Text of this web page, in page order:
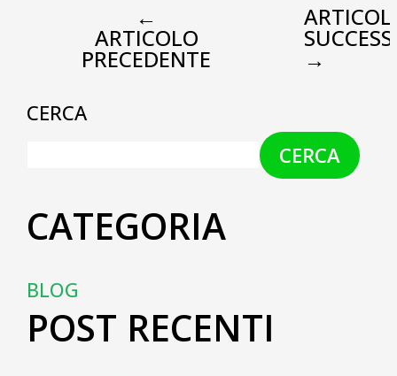
←
ARTICOLO
PRECEDENTE →
CERCA
CERCA
CATEGORIA
BLOG
POST RECENTI